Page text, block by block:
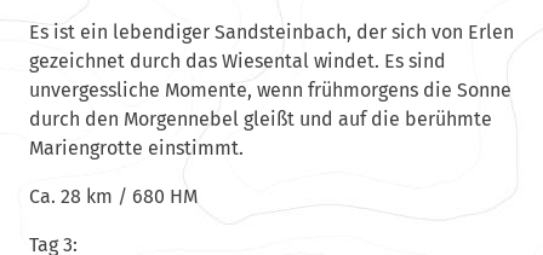
Es ist ein lebendiger Sandsteinbach, der sich von Erlen
gezeichnet durch das Wiesental windet. Es sind
unvergessliche Momente, wenn frühmorgens die Sonne
durch den Morgennebel gleißt und auf die berühmte
Mariengrotte einstimmt.
Ca. 28 km / 680 HM
Tag 3: